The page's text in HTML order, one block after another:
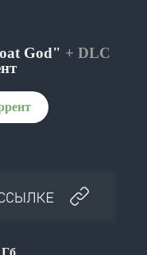
God" + DLC
Гб